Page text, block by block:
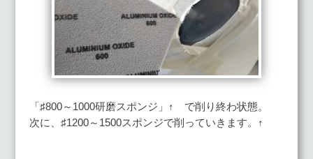
「♯800～1000研磨スポンジ」↑ で削り終わ状態。
次に、♯1200～1500スポンジで削っていきます。↑